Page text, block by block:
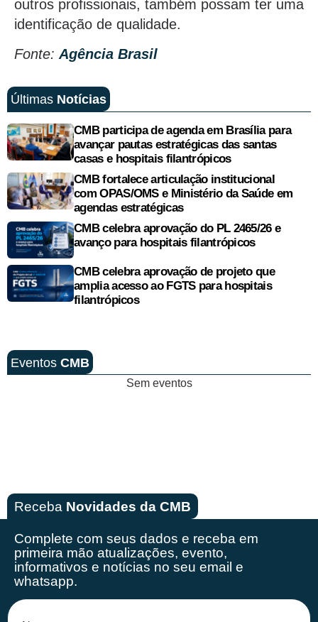
outros profissionais, também possam ter uma
identificação de qualidade.
Fonte: Agência Brasil
Últimas Notícias
CMB participa de agenda em Brasília para
avançar pautas estratégicas das santas
casas e hospitais filantrópicos
CMB fortalece articulação institucional
com OPAS/OMS e Ministério da Saúde em
agendas estratégicas
CMB celebra aprovação do PL 2465/26 e
avanço para hospitais filantrópicos
CMB celebra aprovação de projeto que
amplia acesso ao FGTS para hospitais
filantrópicos
Eventos CMB
Sem eventos
Receba Novidades da CMB
Complete com seus dados e receba em
primeira mão atualizações, evento,
informativos e notícias no seu email e
whatsapp.